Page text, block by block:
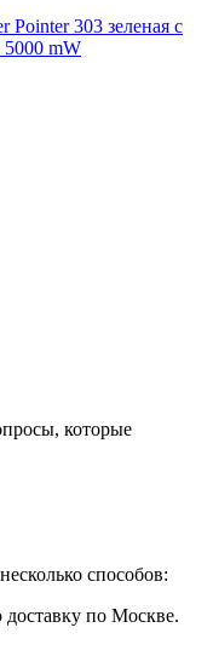
Pointer 303 зеленая с
5000 mW
которые
способов:
по Москве.